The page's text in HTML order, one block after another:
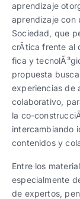
aprendizaje
aprendizaje con
Sociedad, que
crÃ­tica frente al
fica y
propuesta
experiencias de
colaborativo,
la co-
intercambiando
contenidos y
Entre los
especialmente
de expertos,